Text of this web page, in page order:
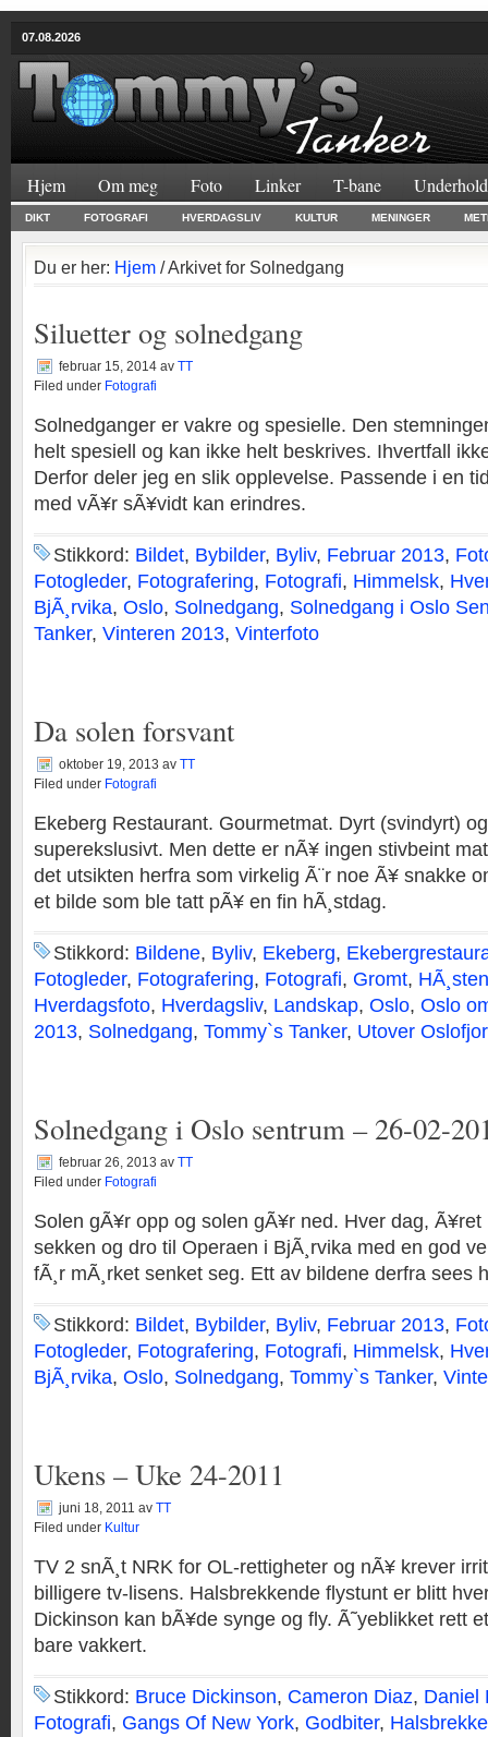
07.08.2026
Hjem Om meg Foto Linker T-bane
DIKT FOTOGRAFI HVERDAGSLIV KULTUR MENINGER
Du er her: Hjem / Arkivet for Solnedgang
Siluetter og solnedgang
februar 15, 2014 av TT
Filed under Fotografi
Solnedganger er vakre og spesielle. Den
helt spesiell og kan ikke helt beskrives. Ihvertfall
Derfor deler jeg en slik opplevelse. Passende i en
med vÃ¥r sÃ¥vidt kan erindres.
Stikkord: Bildet, Bybilder, Byliv, Februar 2013,
Fotogleder, Fotografering, Fotografi, Himmelsk,
BjÃ¸rvika, Oslo, Solnedgang, Solnedgang i Oslo
Tanker, Vinteren 2013, Vinterfoto
Da solen forsvant
oktober 19, 2013 av TT
Filed under Fotografi
Ekeberg Restaurant. Gourmetmat. Dyrt (svindyrt)
superekslusivt. Men dette er nÃ¥ ingen stivbeint
det utsikten herfra som virkelig Ã¨r noe Ã¥ snakke
et bilde som ble tatt pÃ¥ en fin hÃ¸stdag.
Stikkord: Bildene, Byliv, Ekeberg,
Fotogleder, Fotografering, Fotografi, Gromt,
Hverdagsfoto, Hverdagsliv, Landskap, Oslo, Oslo
2013, Solnedgang, Tommy`s Tanker, Utover
Solnedgang i Oslo sentrum – 26-02-
februar 26, 2013 av TT
Filed under Fotografi
Solen gÃ¥r opp og solen gÃ¥r ned. Hver dag,
sekken og dro til Operaen i BjÃ¸rvika med en god
fÃ¸r mÃ¸rket senket seg. Ett av bildene derfra sees
Stikkord: Bildet, Bybilder, Byliv, Februar 2013,
Fotogleder, Fotografering, Fotografi, Himmelsk,
BjÃ¸rvika, Oslo, Solnedgang, Tommy`s Tanker,
Ukens – Uke 24-2011
juni 18, 2011 av TT
Filed under Kultur
TV 2 snÃ¸t NRK for OL-rettigheter og nÃ¥ krever
billigere tv-lisens. Halsbrekkende flystunt er blitt
Dickinson kan bÃ¥de synge og fly. Ã˜yeblikket rett
bare vakkert.
Stikkord: Bruce Dickinson, Cameron Diaz, Daniel
Fotografi, Gangs Of New York, Godbiter,